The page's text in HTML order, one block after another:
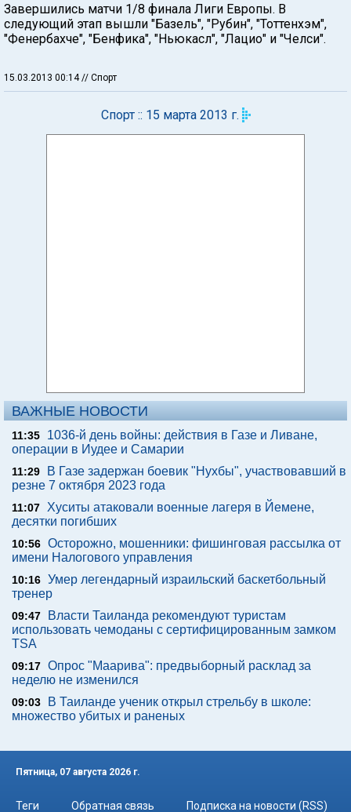
Завершились матчи 1/8 финала Лиги Европы. В
следующий этап вышли "Базель", "Рубин", "Тоттенхэм",
"Фенербахче", "Бенфика", "Ньюкасл", "Лацио" и "Челси".
15.03.2013 00:14// Спорт
Спорт :: 15 марта 2013 г.
ВАЖНЫЕ НОВОСТИ
11:35
1036-й день войны: действия в Газе и Ливане,
операции в Иудее и Самарии
11:29
В Газе задержан боевик "Нухбы", участвовавший в
резне 7 октября 2023 года
11:07
Хуситы атаковали военные лагеря в Йемене,
десятки погибших
10:56 Осторожно, мошенники: фишинговая рассылка от
имени Налогового управления
10:16 Умер легендарный израильский баскетбольный
тренер
09:47
Власти Таиланда рекомендуют туристам
использовать чемоданы с сертифицированным замком
TSA
09:17 Опрос "Mаарива": предвыборный расклад за
неделю не изменился
09:03
В Таиланде ученик открыл стрельбу в школе:
множество убитых и раненых
Пятница, 07 августа 2026 г.
Теги Обратная связь Подписка на новости (RSS)